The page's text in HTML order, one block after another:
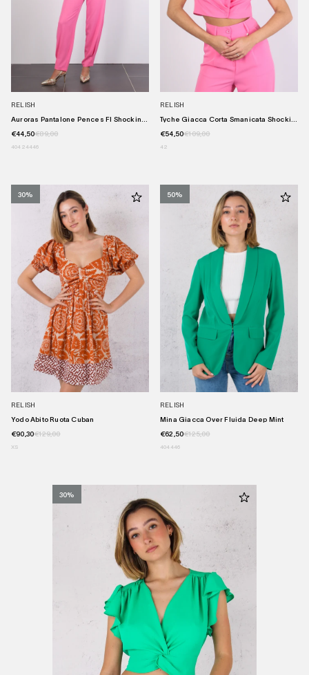
RELISH
Auroras Pantalone Pences Fl Shockin...
€44,50€89,00
4042 44 46
RELISH
Tyche Giacca Corta Smanicata Shocki...
€54,50€109,00
42
30%
RELISH
Yodo Abito Ruota Cuban
€90,30€129,00
XS
50%
RELISH
Mina Giacca Over Fluida Deep Mint
€62,50€125,00
4044 46
30%